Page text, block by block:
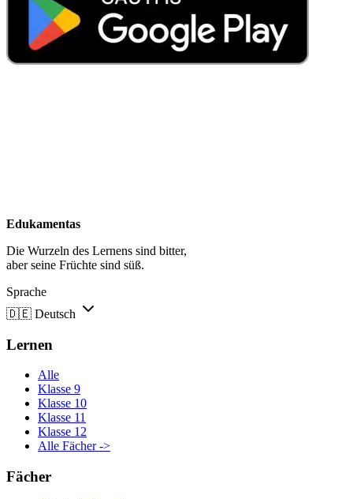
Edukamentas
Die Wurzeln des Lernens sind bitter,
aber seine Früchte sind süß.
Sprache
🇩🇪 Deutsch
Lernen
Alle
Klasse 9
Klasse 10
Klasse 11
Klasse 12
Alle Fächer ->
Fächer